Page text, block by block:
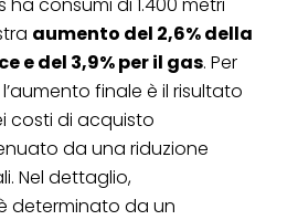
aumento del 2,6% della
e del 3,9% per il gas. Per
finale è il risultato
costi di acquisto
da una riduzione
Nel dettaglio,
determinato da un